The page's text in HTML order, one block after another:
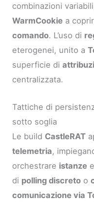
combinazioni
WarmCookie a
comando. L’uso di
eterogenei, unito a
superficie di
centralizzata.
Tattiche di
sotto soglia
Le build CastleRAT
telemetria,
orchestrare istanze
di polling discreto o
comunicazione via